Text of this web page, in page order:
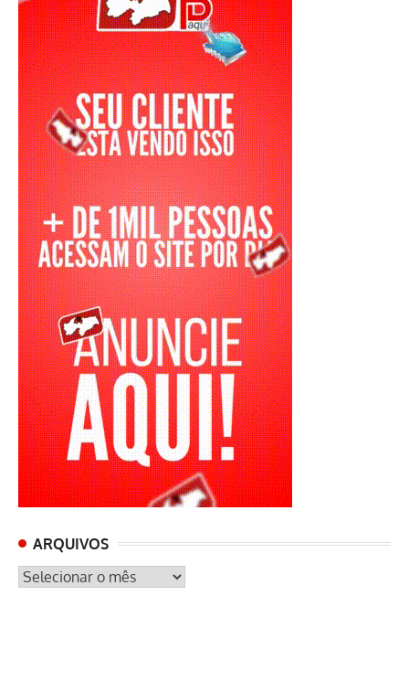
ARQUIVOS
ARQUIVOS